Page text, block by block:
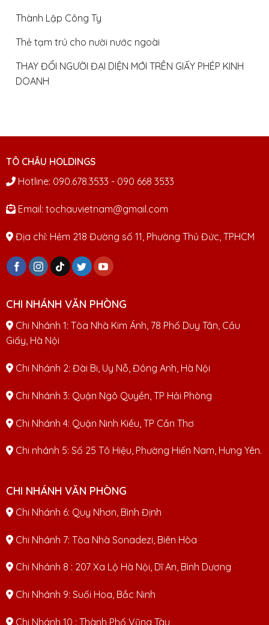
Thành Lập Công Ty
Thẻ tạm trú cho nười nước ngoài
THAY ĐỔI NGƯỜI ĐẠI DIỆN MỚI TRÊN GIẤY PHÉP KINH
DOANH
TÔ CHÂU HOLDINGS
Hotline: 090.678.3533 - 090 668 3533
Email: tochauvietnam@gmail.com
Địa chỉ: Hẻm 218 Đường số 11, Phường Thủ Đức, TPHCM
CHI NHÁNH VĂN PHÒNG
Chi Nhánh 1: Tòa Nhà Kim Ánh, 78 Phố Duy Tân, Cầu
Giấy, Hà Nội
Chi Nhánh 2: Đài Bi, Uy Nỗ, Đông Anh, Hà Nội
Chi Nhánh 3: Quận Ngô Quyền, TP Hải Phòng
Chi Nhánh 4: Quận Ninh Kiều, TP Cần Thơ
Chi nhánh 5: Số 25 Tô Hiệu, Phường Hiến Nam, Hưng Yên.
CHI NHÁNH VĂN PHÒNG
Chi Nhánh 6: Quy Nhơn, Bình Định
Chi Nhánh 7: Tòa Nhà Sonadezi, Biên Hòa
Chi Nhánh 8 : 207 Xa Lộ Hà Nội, Dĩ An, Bình Dương
Chi Nhánh 9: Suối Hoa, Bắc Ninh
Chi Nhánh 10 : Thành Phố Vũng Tàu